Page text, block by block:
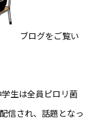
ブログをご覧い
生は全員ピロリ菌
信され、話題となっ